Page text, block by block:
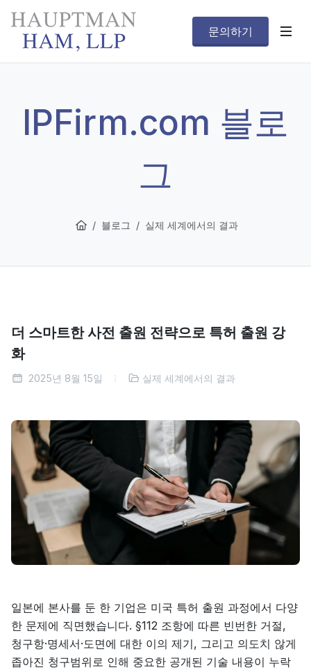
문의하기
IPFirm.com 블로
그
블로그 실제 세계에서의 결과
더 스마트한 사전 출원 전략으로 특허 출원 강
화
2025년 8월 15일 실제 세계에서의 결과
일본에 본사를 둔 한 기업은 미국 특허 출원 과정에서 다양
한 문제에 직면했습니다. §112 조항에 따른 빈번한 거절,
청구항·명세서·도면에 대한 이의 제기, 그리고 의도치 않게
좁아진 청구범위로 인해 중요한 공개된 기술 내용이 누락